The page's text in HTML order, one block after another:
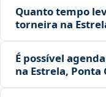
Quanto tempo
torneira na
É possível
na Estrela, Ponta